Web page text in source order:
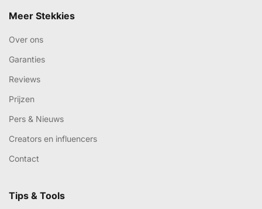
Meer Stekkies
Over ons
Garanties
Reviews
Prijzen
Pers & Nieuws
Creators en influencers
Contact
Tips & Tools